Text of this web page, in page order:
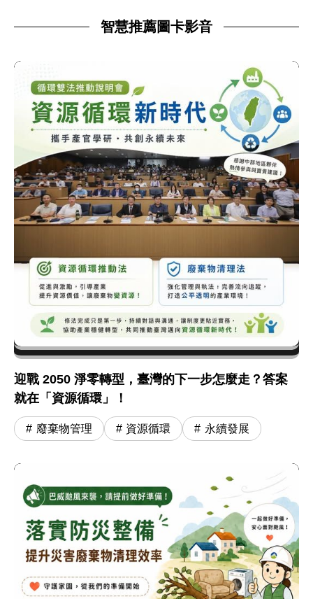
智慧推薦圖卡影音
迎戰 2050 淨零轉型，臺灣的下一步怎麼走？答案
就在「資源循環」！
廢棄物管理 資源循環 永續發展